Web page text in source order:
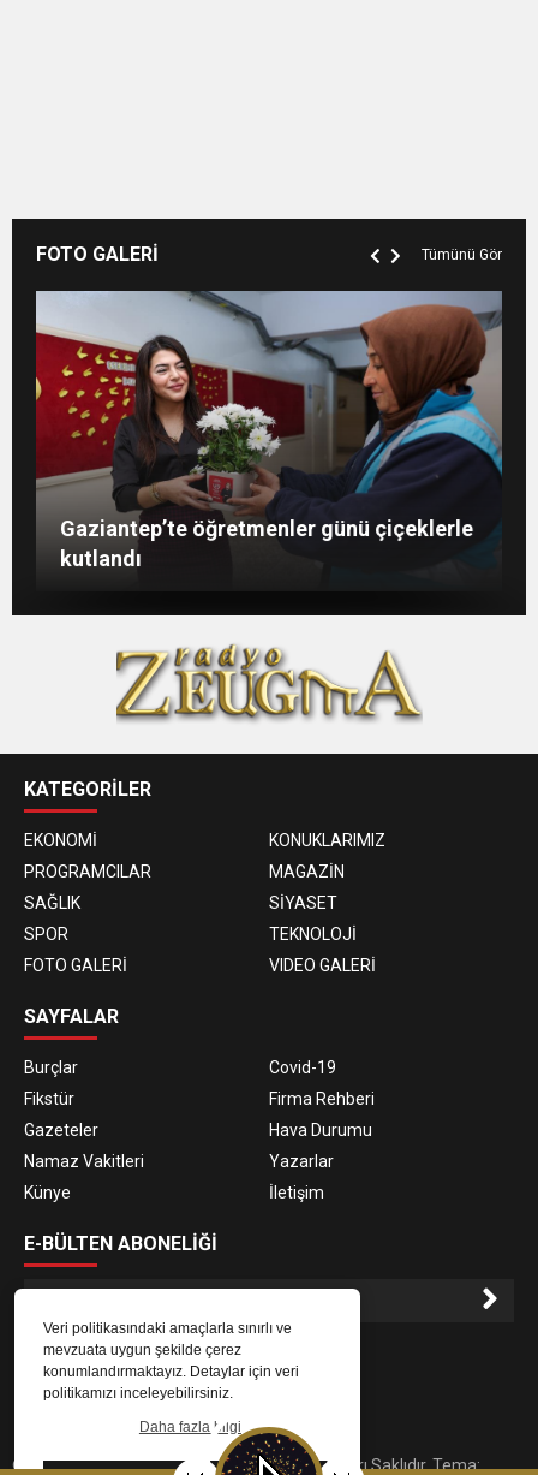
Veri politikasındaki amaçlarla sınırlı ve
mevzuata uygun şekilde çerez
konumlandırmaktayız. Detaylar için veri
politikamızı inceleyebilirsiniz.
Daha fazla bilgi
FOTO GALERİ Tümünü Gör
Konukoğlu: Türkiye ekonomisine 11 farklı
sektörde değer katıyoruz
Gaziantep’te öğretmenler günü çiçeklerle
kutlandı
GAÜN’de gri kod tatbikatı gerçeği
Şahin: “İstikbalimizi şekillendirecek olan
sizlersiniz”
KATEGORİLER
EKONOMİ
KONUKLARIMIZ
PROGRAMCILAR
MAGAZİN
SAĞLIK
SİYASET
SPOR
TEKNOLOJİ
FOTO GALERİ
VIDEO GALERİ
SAYFALAR
Burçlar
Covid-19
Fikstür
Firma Rehberi
Gazeteler
Hava Durumu
Namaz Vakitleri
Yazarlar
Künye
İletişim
E-BÜLTEN ABONELİĞİ
E-Bülten aboneliği ile haberlere daha hızlı erişin.
© 2023Gaziantep Radyo Zeugma. Tüm Hakları Saklıdır. Tema: